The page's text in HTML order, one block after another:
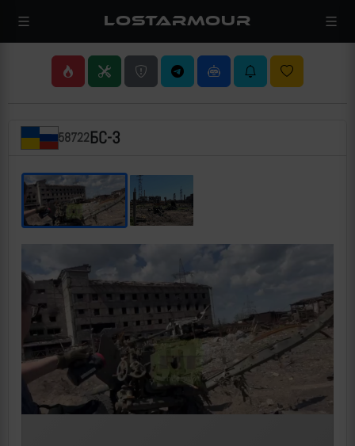
LOSTARMOUR
58722БС-3